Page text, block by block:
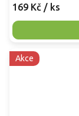
169 Kč / ks
Akce